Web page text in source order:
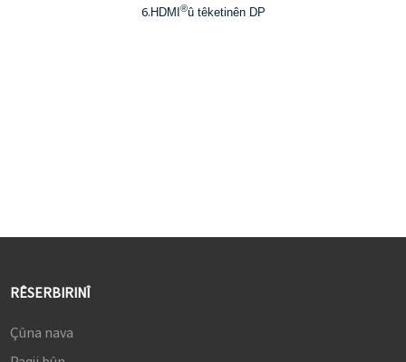
6. HDMI ®û têketinên DP
RÊSERBIRINÎ
Çûna nava